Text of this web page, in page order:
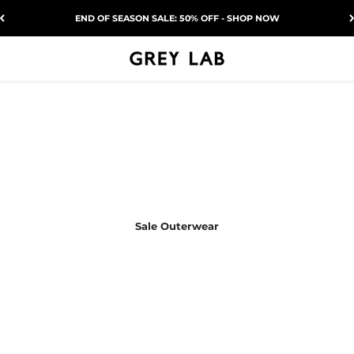
END OF SEASON SALE: 50% OFF - SHOP NOW
Grey Lab